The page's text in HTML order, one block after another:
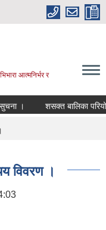
आत्मनिर्भर र
। शसक्त बालिका
विवरण ।